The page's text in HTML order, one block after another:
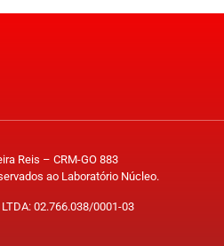
Reis – CRM-GO 883
ao Laboratório Núcleo.
LTDA: 02.766.038/0001-03